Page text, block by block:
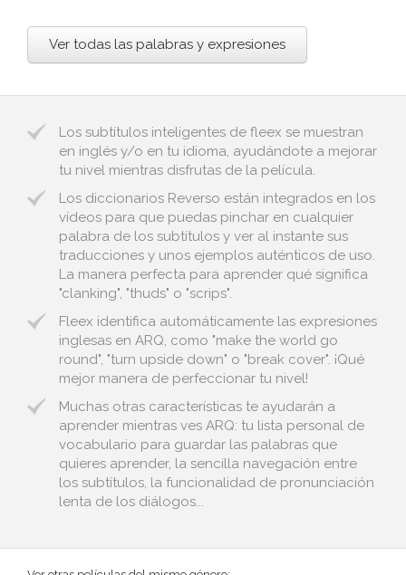
Ver todas las palabras y expresiones
Los subtítulos inteligentes de fleex se muestran
en inglés y/o en tu idioma, ayudándote a mejorar
tu nivel mientras disfrutas de la película.
Los diccionarios Reverso están integrados en los
vídeos para que puedas pinchar en cualquier
palabra de los subtítulos y ver al instante sus
traducciones y unos ejemplos auténticos de uso.
La manera perfecta para aprender qué significa
"clanking", "thuds" o "scrips".
Fleex identifica automáticamente las expresiones
inglesas en ARQ, como "make the world go
round", "turn upside down" o "break cover". ¡Qué
mejor manera de perfeccionar tu nivel!
Muchas otras características te ayudarán a
aprender mientras ves ARQ: tu lista personal de
vocabulario para guardar las palabras que
quieres aprender, la sencilla navegación entre
los subtítulos, la funcionalidad de pronunciación
lenta de los diálogos...